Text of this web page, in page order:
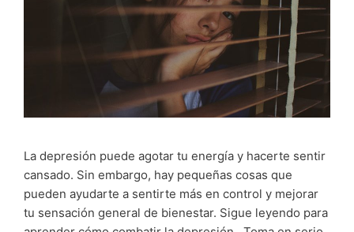
La depresión puede agotar tu energía y hacerte sentir
cansado. Sin embargo, hay pequeñas cosas que
pueden ayudarte a sentirte más en control y mejorar
tu sensación general de bienestar. Sigue leyendo para